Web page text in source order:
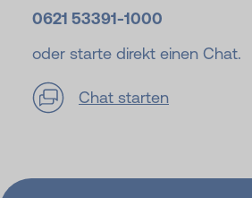
0621 53391-1000
oder starte direkt einen Chat.
Chat starten